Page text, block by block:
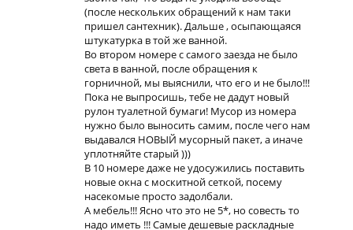
(после нескольких обращений к нам таки
пришел сантехник). Дальше , осыпающаяся
штукатурка в той же ванной.
Во втором номере с самого заезда не было
света в ванной, после обращения к
горничной, мы выяснили, что его и не было!!!
Пока не выпросишь, тебе не дадут новый
рулон туалетной бумаги! Мусор из номера
нужно было выносить самим, после чего нам
выдавался НОВЫЙ мусорный пакет, а иначе
уплотняйте старый )))
В 10 номере даже не удосужились поставить
новые окна с москитной сеткой, посему
насекомые просто задолбали.
А мебель!!! Ясно что это не 5*, но совесть то
надо иметь !!! Самые дешевые раскладные